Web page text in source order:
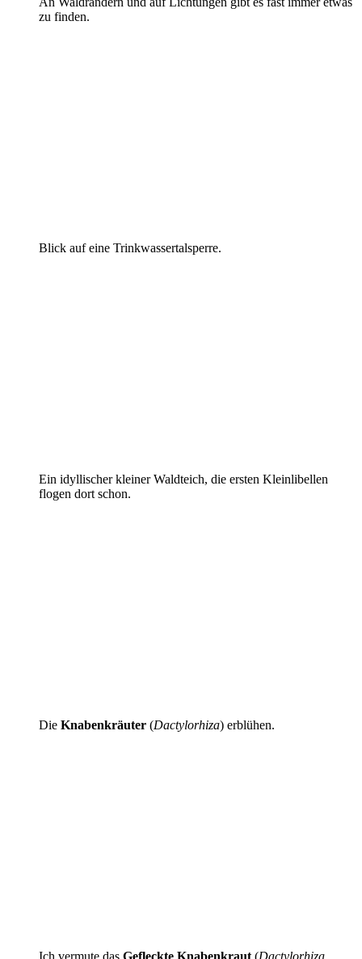
zu finden.
Blick auf eine Trinkwassertalsperre.
Ein idyllischer kleiner Waldteich, die ersten Kleinlibellen
flogen dort schon.
Die Knabenkräuter (Dactylorhiza) erblühen.
Ich vermute das Gefleckte Knabenkraut (Dactylorhiza